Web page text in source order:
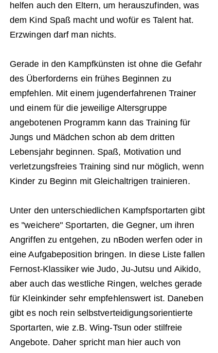
helfen auch den Eltern, um herauszufinden, was
dem Kind Spaß macht und wofür es Talent hat.
Erzwingen darf man nichts.
Gerade in den Kampfkünsten ist ohne die Gefahr
des Überforderns ein frühes Beginnen zu
empfehlen. Mit einem jugenderfahrenen Trainer
und einem für die jeweilige Altersgruppe
angebotenen Programm kann das Training für
Jungs und Mädchen schon ab dem dritten
Lebensjahr beginnen. Spaß, Motivation und
verletzungsfreies Training sind nur möglich, wenn
Kinder zu Beginn mit Gleichaltrigen trainieren.
Unter den unterschiedlichen Kampfsportarten gibt
es "weichere" Sportarten, die Gegner, um ihren
Angriffen zu entgehen, zu nBoden werfen oder in
eine Aufgabeposition bringen. In diese Liste fallen
Fernost-Klassiker wie Judo, Ju-Jutsu und Aikido,
aber auch das westliche Ringen, welches gerade
für Kleinkinder sehr empfehlenswert ist. Daneben
gibt es noch rein selbstverteidigungsorientierte
Sportarten, wie z.B. Wing-Tsun oder stilfreie
Angebote. Daher spricht man hier auch von